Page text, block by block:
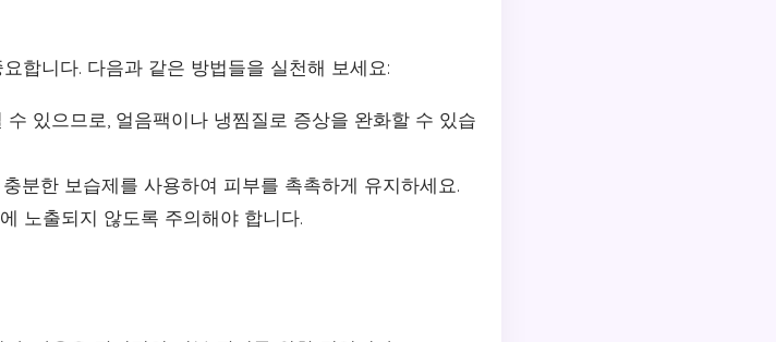
합니다. 다음과 같은 방법들을 실천해 보세요:
있으므로, 얼음팩이나 냉찜질로 증상을 완화할 수 있습
분한 보습제를 사용하여 피부를 촉촉하게 유지하세요.
노출되지 않도록 주의해야 합니다.